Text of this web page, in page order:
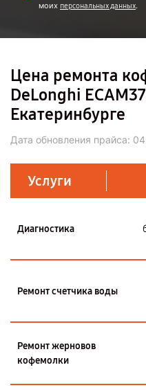
моих персональных данных.
Цена ремонта
DeLonghi
Екатеринбурге
Дата обновления прайса:
Услуги
Диагностика
Ремонт счетчика воды
Ремонт жерновов
кофемолки